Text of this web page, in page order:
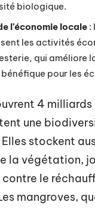
biologique.
l’économie locale :
les activités
qui améliore
pour les
4 milliards
une
stockent
la végétation,
le
mangroves,